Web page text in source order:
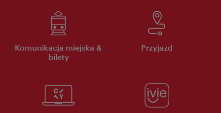
Komunikacja miejska &
bilety
Przyjazd